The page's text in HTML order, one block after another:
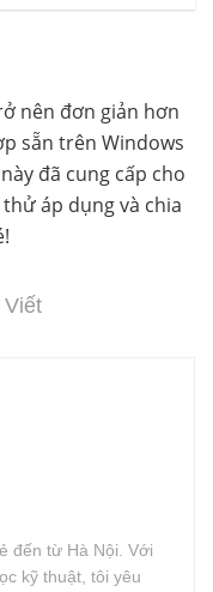
nên đơn giản hơn
sẵn trên Windows
đã cung cấp cho
áp dụng và chia
đến từ Hà Nội. Với
kỹ thuật, tôi yêu